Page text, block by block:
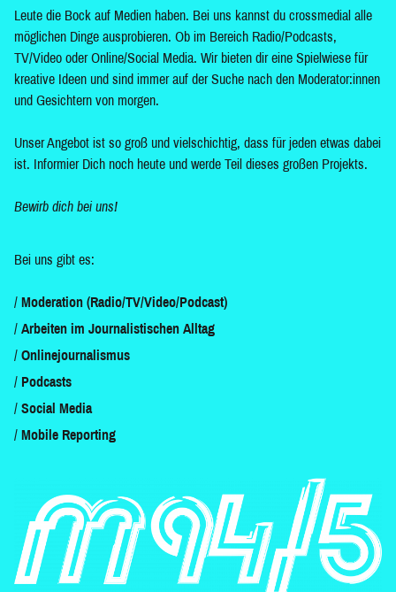
Leute die Bock auf Medien haben. Bei uns kannst du crossmedial alle
möglichen Dinge ausprobieren. Ob im Bereich Radio/Podcasts,
TV/Video oder Online/Social Media. Wir bieten dir eine Spielwiese für
kreative Ideen und sind immer auf der Suche nach den Moderator:innen
und Gesichtern von morgen.
Unser Angebot ist so groß und vielschichtig, dass für jeden etwas dabei
ist. Informier Dich noch heute und werde Teil dieses großen Projekts.
Bewirb dich bei uns!
Bei uns gibt es:
Moderation (Radio/TV/Video/Podcast)
Arbeiten im Journalistischen Alltag
Onlinejournalismus
Podcasts
Social Media
Mobile Reporting